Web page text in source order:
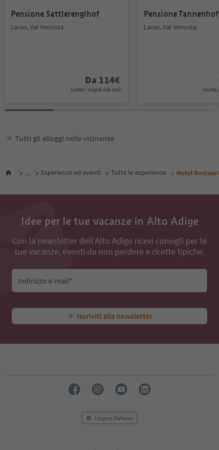
Pensione Sattlerenglhof
Laces, Val Venosta
Da 114€
notte / ospiti IVA incl.
Pensione Tannenhof
Laces, Val Venosta
notte
Tutti gli alloggi nelle vicinanze
... Esperienze ed eventi Tutte le esperienze Hotel
Idee per le tue vacanze in Alto Adige
Con la newsletter dell’Alto Adige ricevi consigli per le
tue vacanze, eventi da non perdere e ricette tipiche.
Indirizzo e-mail*
Iscriviti alla newsletter
Lingua: Italiano